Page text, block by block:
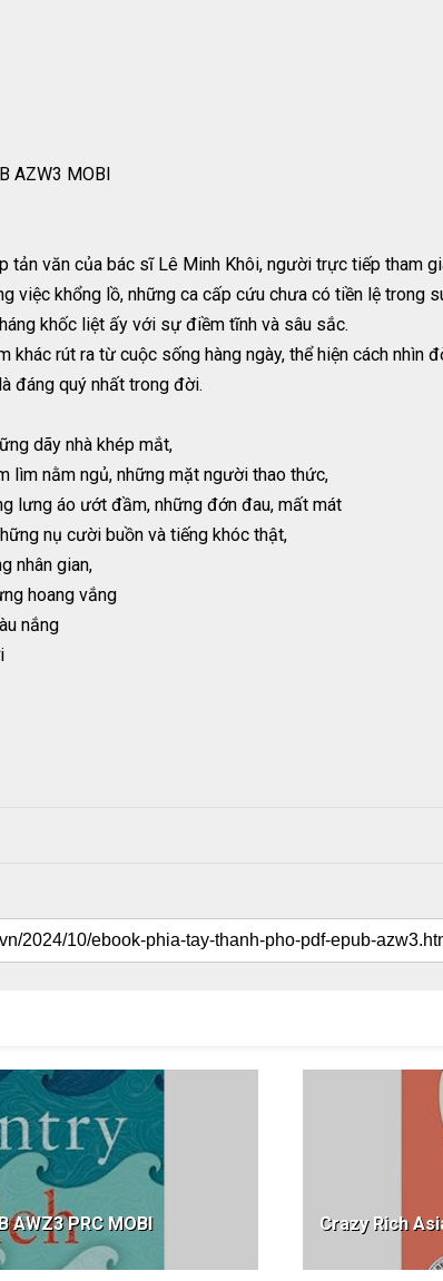
AZW3 MOBI
tản văn của bác sĩ Lê Minh Khôi, người trực tiếp tham
việc khổng lồ, những ca cấp cứu chưa có tiền lệ trong
khốc liệt ấy với sự điềm tĩnh và sâu sắc.
khác rút ra từ cuộc sống hàng ngày, thể hiện cách nhìn
đáng quý nhất trong đời.
dãy nhà khép mắt,
lìm nằm ngủ, những mặt người thao thức,
lưng áo ướt đầm, những đớn đau, mất mát
nụ cười buồn và tiếng khóc thật,
nhân gian,
hoang vắng
nắng
AWZ3 PRC MOBI Crazy Rich